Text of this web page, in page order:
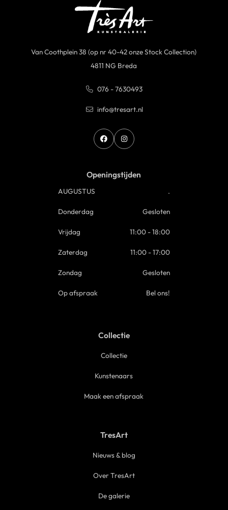
Van Coothplein 38 (op nr 40-42 onze Stock Collection)
4811 NG Breda
076 - 7630493
info@tresart.nl
Openingstijden
AUGUSTUS .
Donderdag Gesloten
Vrijdag 11:00 - 18:00
Zaterdag 11:00 - 17:00
Zondag Gesloten
Op afspraak Bel ons!
Collectie
Collectie
Kunstenaars
Maak een afspraak
TresArt
Nieuws & blog
Over TresArt
De galerie